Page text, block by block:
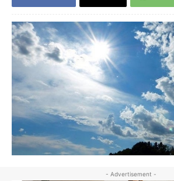
- Advertisement -